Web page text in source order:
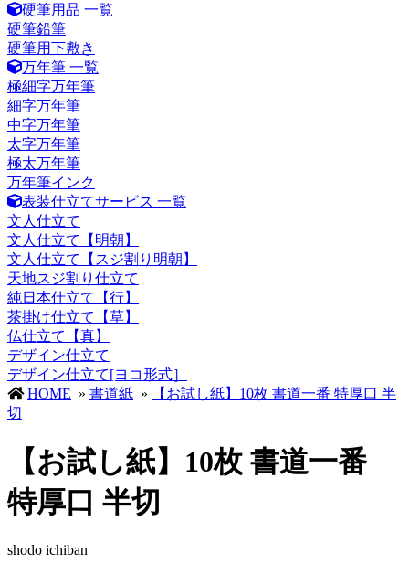
硬筆用品 一覧
硬筆鉛筆
硬筆用下敷き
万年筆 一覧
極細字万年筆
細字万年筆
中字万年筆
太字万年筆
極太万年筆
万年筆インク
表装仕立てサービス 一覧
文人仕立て
文人仕立て【明朝】
文人仕立て【スジ割り明朝】
天地スジ割り仕立て
純日本仕立て【行】
茶掛け仕立て【草】
仏仕立て【真】
デザイン仕立て
デザイン仕立て[ヨコ形式］
HOME » 書道紙 »
【お試し紙】10枚 書道一番 特厚口 半
切
【お試し紙】10枚 書道一番
特厚口 半切
shodo ichiban